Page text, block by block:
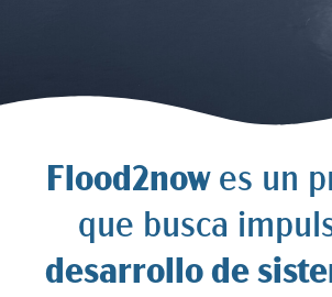
Flood2now es un
que busca
desarrollo de